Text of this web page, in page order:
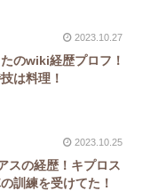
2023.10.27
のwiki経歴プロフ！
は料理！
2023.10.25
スの経歴！キプロス
訓練を受けてた！